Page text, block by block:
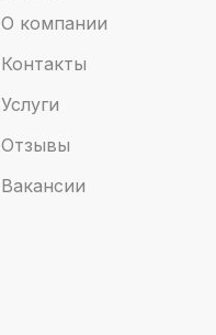
О компании
Контакты
Услуги
Отзывы
Вакансии